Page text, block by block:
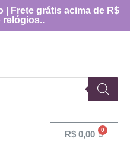
| Frete grátis acima de R$
relógios..
R$ 0,00